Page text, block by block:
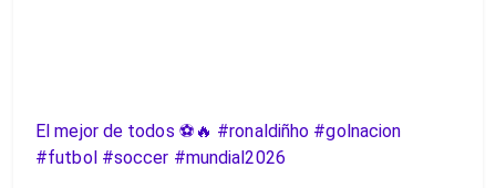
El mejor de todos ⚽️🔥 #ronaldiñho #golnacion
#futbol #soccer #mundial2026